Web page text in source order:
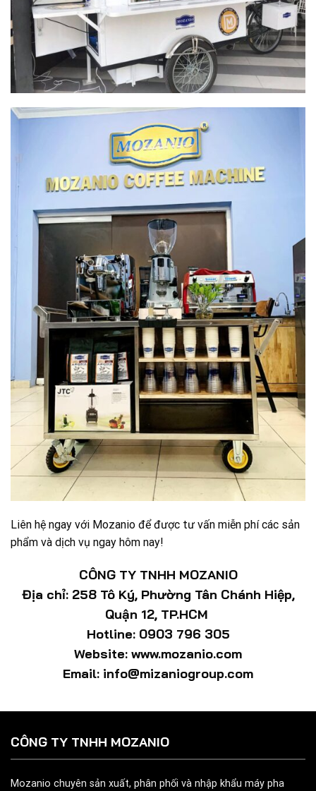
Liên hệ ngay với Mozanio để được tư vấn miễn phí các sản
phẩm và dịch vụ ngay hôm nay!
CÔNG TY TNHH MOZANIO
Địa chỉ: 258 Tô Ký, Phường Tân Chánh Hiệp,
Quận 12, TP.HCM
Hotline: 0903 796 305
Website: www.mozanio.com
Email: info@mizaniogroup.com
CÔNG TY TNHH MOZANIO
Mozanio chuyên sản xuất, phân phối và nhập khẩu máy pha